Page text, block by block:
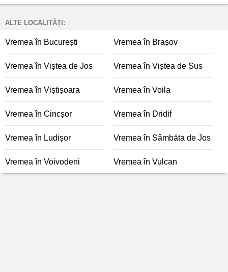
ALTE LOCALITĂȚI:
Vremea în București Vremea în Brașov
Vremea în Viștea de Jos Vremea în Viștea de Sus
Vremea în Viștișoara Vremea în Voila
Vremea în Cincșor Vremea în Dridif
Vremea în Ludișor Vremea în Sâmbăta de Jos
Vremea în Voivodeni Vremea în Vulcan